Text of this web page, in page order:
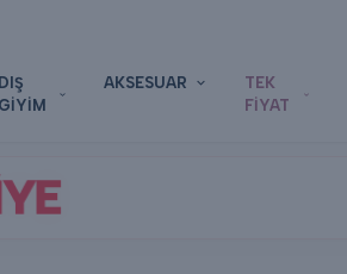
DIŞ
GİYİM
AKSESUAR
TEK
FİYAT